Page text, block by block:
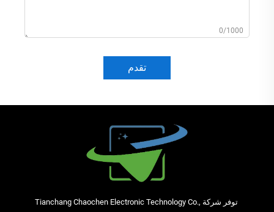
0/1000
تقدم
توفر شركة Tianchang Chaochen Electronic Technology Co.,